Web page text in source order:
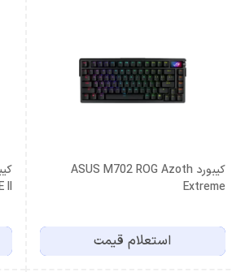
کیبورد ASUS M702 ROG Azoth
Extreme
استعلام قیمت
II